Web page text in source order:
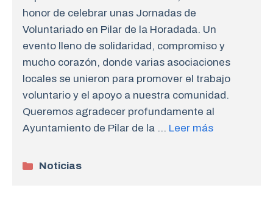
honor de celebrar unas Jornadas de
Voluntariado en Pilar de la Horadada. Un
evento lleno de solidaridad, compromiso y
mucho corazón, donde varias asociaciones
locales se unieron para promover el trabajo
voluntario y el apoyo a nuestra comunidad.
Queremos agradecer profundamente al
Ayuntamiento de Pilar de la … Leer más
Categorías
Noticias